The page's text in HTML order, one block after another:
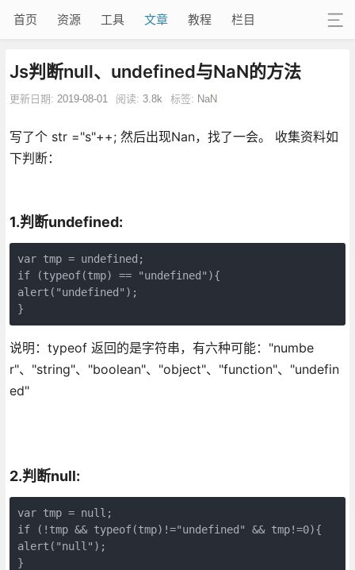
首页 资源 工具 文章 教程 栏目
Js判断null、undefined与NaN的方法
更新日期: 2019-08-01 阅读: 3.8k 标签: NaN
写了个 str ="s"++; 然后出现Nan，找了一会。 收集资料如
下判断：
1.判断undefined:
var tmp = undefined;
if (typeof(tmp) == "undefined"){
alert("undefined");
}
说明：typeof 返回的是字符串，有六种可能："numbe
r"、"string"、"boolean"、"object"、"function"、"undefin
ed"
2.判断null:
var tmp = null;
if (!tmp && typeof(tmp)!="undefined" && tmp!=0){
alert("null");
}